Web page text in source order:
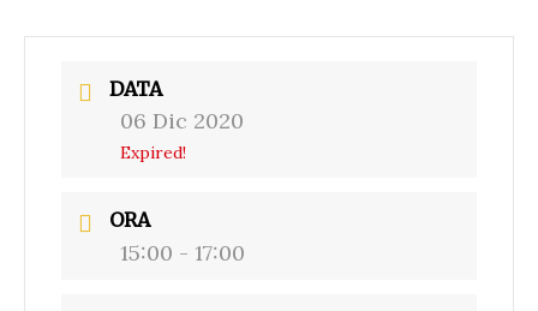
DATA
06 Dic 2020
Expired!
ORA
15:00 - 17:00